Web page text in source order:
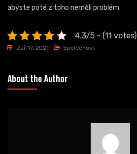
abyste poté z toho neměli problém.
4.3/5 - (11 votes)
Zář 17, 2021 Společnost
About the Author